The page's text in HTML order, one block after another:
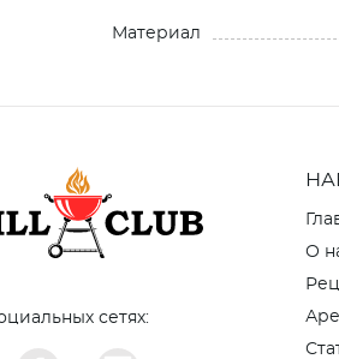
Материал
сетях:
О